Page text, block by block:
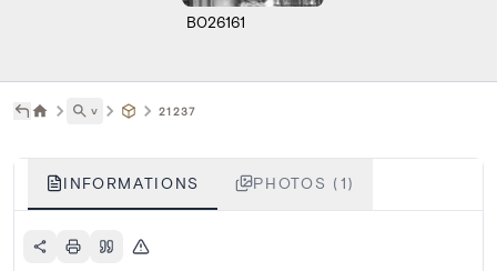
B026161
˅ 21237
INFORMATIONS PHOTOS (1)